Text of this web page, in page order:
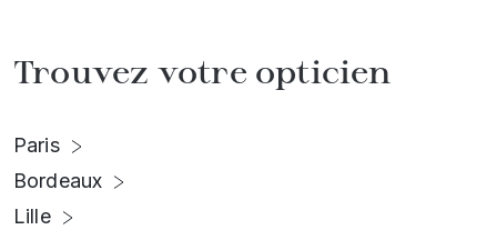
Trouvez votre opticien
Paris
Bordeaux
Lille